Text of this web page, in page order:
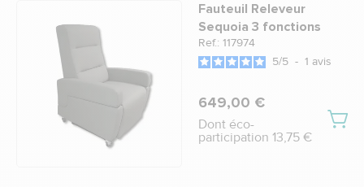
Fauteuil Releveur
Sequoia 3 fonctions
Ref.: 117974
5/5 - 1 avis
649,00 €
Dont éco-
participation 13,75 €